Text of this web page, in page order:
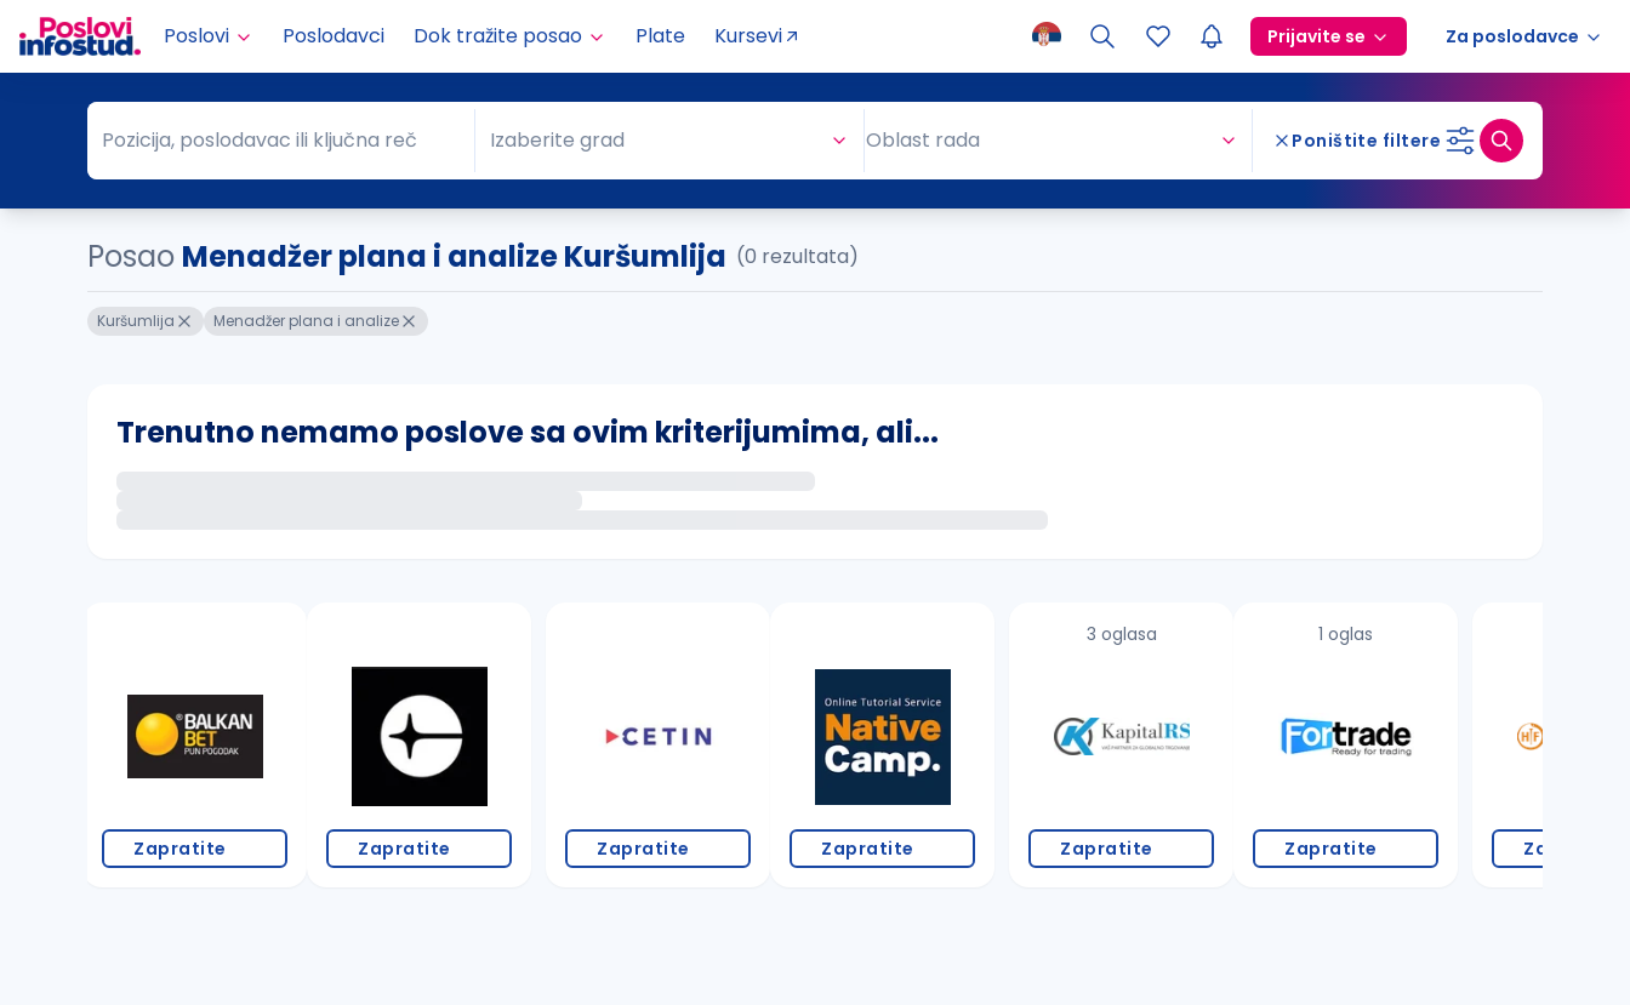
Poslovi Poslodavci Dok tražite posao Plate Kursevi Prijavite se Za poslodavce
Pozicija, poslodavac ili ključna reč
Pozicija, poslodavac ili ključna reč Grad
Izaberite grad Oblast rada Poništite filtere
Posao Menadžer plana i analize Kuršumlija (0 rezultata)
Kuršumlija Menadžer plana i analize
Trenutno nemamo poslove sa ovim kriterijumima, ali...
proverite pravopisne greške (koristite č, ć, š, đ, ž, dž)
povećajte radijus za odabrani grad
Zapratite Zapratite Zapratite Zapratite
3 oglasa
Zapratite
1 oglas
Zapratite Zapratite